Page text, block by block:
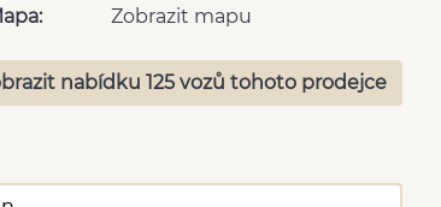
Zobrazit mapu
nabídku 125 vozů tohoto prodejce